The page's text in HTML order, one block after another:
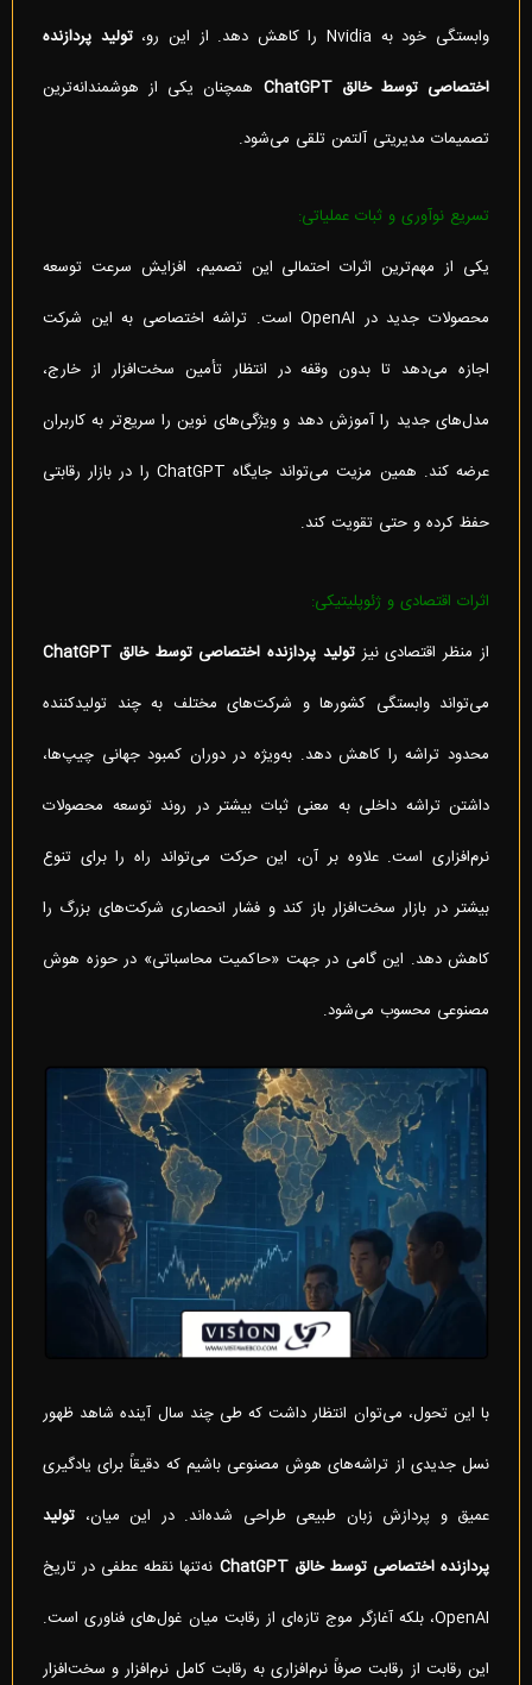
وابستگی خود به Nvidia را کاهش دهد. از این رو،
تولید پردازنده
اختصاصی توسط خالق ChatGPT
همچنان یکی از هوشمندانه‌ترین
تصمیمات مدیریتی آلتمن تلقی می‌شود.
تسریع نوآوری و ثبات عملیاتی:
یکی از مهم‌ترین اثرات احتمالی این تصمیم، افزایش سرعت توسعه
محصولات جدید در OpenAI است. تراشه اختصاصی به این شرکت
اجازه می‌دهد تا بدون وقفه در انتظار تأمین سخت‌افزار از خارج،
مدل‌های جدید را آموزش دهد و ویژگی‌های نوین را سریع‌تر به کاربران
عرضه کند. همین مزیت می‌تواند جایگاه ChatGPT را در بازار رقابتی
حفظ کرده و حتی تقویت کند.
اثرات اقتصادی و ژئوپلیتیکی:
از منظر اقتصادی نیزتولید پردازنده اختصاصی توسط خالق
می‌تواند وابستگی کشورها و شرکت‌های مختلف به چند تولیدکننده
محدود تراشه را کاهش دهد. به‌ویژه در دوران کمبود جهانی چیپ‌ها،
داشتن تراشه داخلی به معنی ثبات بیشتر در روند توسعه محصولات
نرم‌افزاری است. علاوه بر آن، این حرکت می‌تواند راه را برای تنوع
بیشتر در بازار سخت‌افزار باز کند و فشار انحصاری شرکت‌های بزرگ را
کاهش دهد. این گامی در جهت «حاکمیت محاسباتی» در حوزه هوش
مصنوعی محسوب می‌شود.
با این تحول، می‌توان انتظار داشت که طی چند سال آینده شاهد ظهور
نسل جدیدی از تراشه‌های هوش مصنوعی باشیم که دقیقاً برای یادگیری
عمیق و پردازش زبان طبیعی طراحی شده‌اند. در این میان، تولید
پردازنده اختصاصی توسط خالق ChatGPT
نه‌تنها نقطه عطفی در تاریخ
OpenAI، بلکه آغازگر موج تازه‌ای از رقابت میان غول‌های فناوری است.
این رقابت از رقابت صرفاً نرم‌افزاری به رقابت کامل نرم‌افزار و سخت‌افزار